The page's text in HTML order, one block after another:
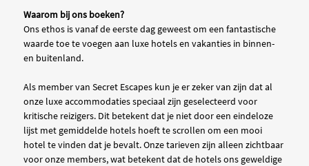
Waarom bij ons boeken?
Ons ethos is vanaf de eerste dag geweest om een fantastische
waarde toe te voegen aan luxe hotels en vakanties in binnen-
en buitenland.
Als member van Secret Escapes kun je er zeker van zijn dat al
onze luxe accommodaties speciaal zijn geselecteerd voor
kritische reizigers. Dit betekent dat je niet door een eindeloze
lijst met gemiddelde hotels hoeft te scrollen om een mooi
hotel te vinden dat je bevalt. Onze tarieven zijn alleen zichtbaar
voor onze members, wat betekent dat de hotels ons geweldige